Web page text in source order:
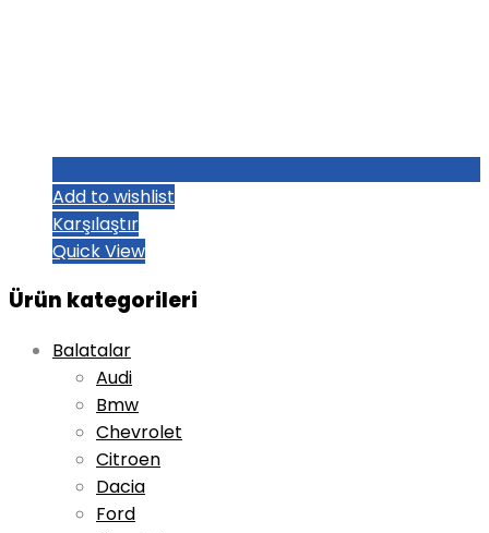
Add to wishlist
Karşılaştır
Quick View
Ürün kategorileri
Balatalar
Audi
Bmw
Chevrolet
Citroen
Dacia
Ford